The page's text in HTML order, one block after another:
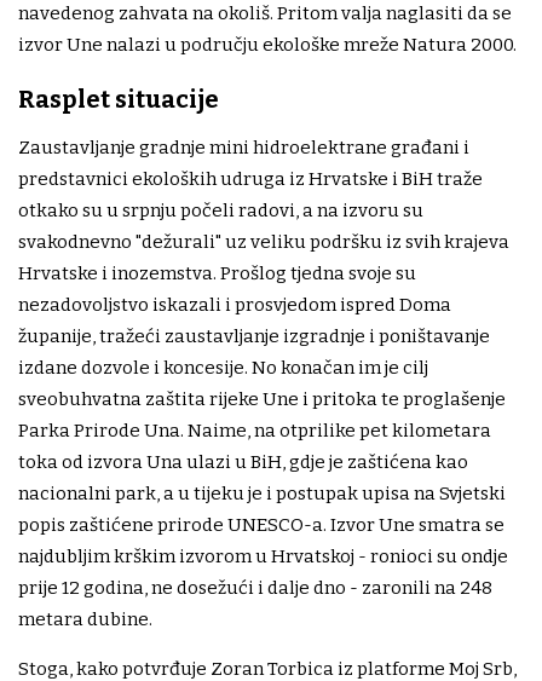
navedenog zahvata na okoliš. Pritom valja naglasiti da se
izvor Une nalazi u području ekološke mreže Natura 2000.
Rasplet situacije
Zaustavljanje gradnje mini hidroelektrane građani i
predstavnici ekoloških udruga iz Hrvatske i BiH traže
otkako su u srpnju počeli radovi, a na izvoru su
svakodnevno "dežurali" uz veliku podršku iz svih krajeva
Hrvatske i inozemstva. Prošlog tjedna svoje su
nezadovoljstvo iskazali i prosvjedom ispred Doma
županije, tražeći zaustavljanje izgradnje i poništavanje
izdane dozvole i koncesije. No konačan im je cilj
sveobuhvatna zaštita rijeke Une i pritoka te proglašenje
Parka Prirode Una. Naime, na otprilike pet kilometara
toka od izvora Una ulazi u BiH, gdje je zaštićena kao
nacionalni park, a u tijeku je i postupak upisa na Svjetski
popis zaštićene prirode UNESCO-a. Izvor Une smatra se
najdubljim krškim izvorom u Hrvatskoj - ronioci su ondje
prije 12 godina, ne dosežući i dalje dno - zaronili na 248
metara dubine.
Stoga, kako potvrđuje Zoran Torbica iz platforme Moj Srb,